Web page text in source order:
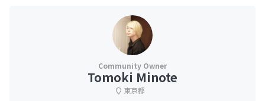
Tomoki Minote
東京都